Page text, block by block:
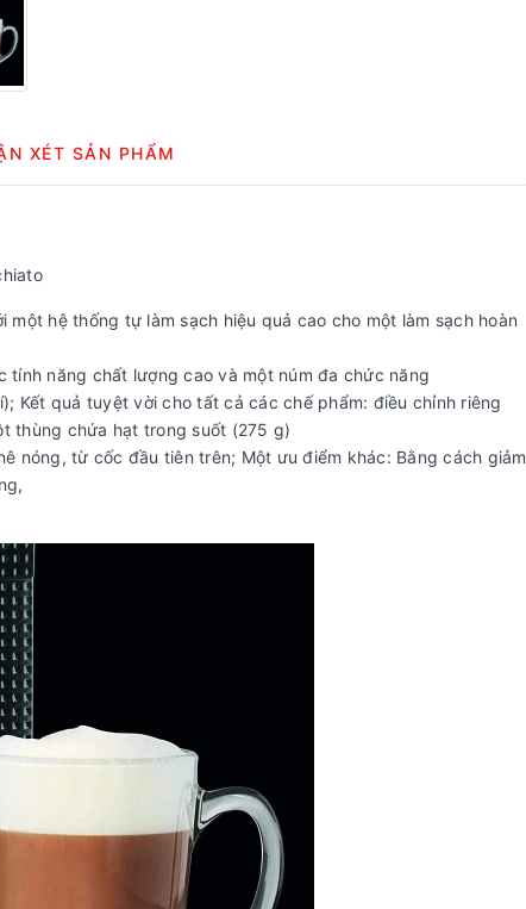
XÉT SẢN PHẨM
hệ thống tự làm sạch hiệu quả cao cho một làm sạch hoàn
năng chất lượng cao và một núm đa chức năng
Kết quả tuyệt vời cho tất cả các chế phẩm: điều chỉnh riêng
thùng chứa hạt trong suốt (275 g)
nóng, từ cốc đầu tiên trên; Một ưu điểm khác: Bằng cách giảm